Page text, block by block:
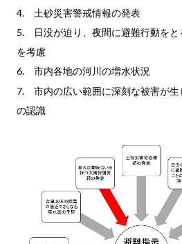
4. 土砂災害警戒情報の発表
5. 日没が迫り、夜間に避難行動をと
を考慮
6. 市内各地の河川の増水状況
7. 市内の広い範囲に深刻な被害が生
の認識